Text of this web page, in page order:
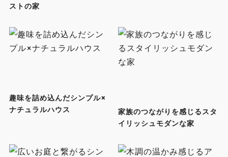
ストの家
趣味を詰め込んだシンプル×
ナチュラルハウス
家族のつながりを感じるスタ
イリッシュモダンな家